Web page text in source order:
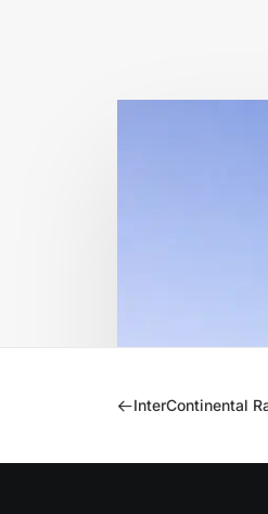
InterContinental